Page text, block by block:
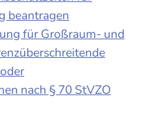
beantragen
für Großraum- und
nach § 70 StVZO